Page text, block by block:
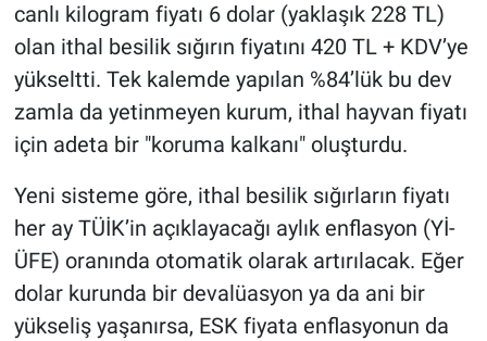
canlı kilogram fiyatı 6 dolar (yaklaşık 228 TL)
olan ithal besilik sığırın fiyatını 420 TL + KDV’ye
yükseltti. Tek kalemde yapılan %84’lük bu dev
zamla da yetinmeyen kurum, ithal hayvan fiyatı
için adeta bir "koruma kalkanı" oluşturdu.
Yeni sisteme göre, ithal besilik sığırların fiyatı
her ay TÜİK’in açıklayacağı aylık enflasyon (Yİ-
ÜFE) oranında otomatik olarak artırılacak. Eğer
dolar kurunda bir devalüasyon ya da ani bir
yükseliş yaşanırsa, ESK fiyata enflasyonun da